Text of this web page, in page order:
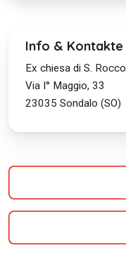
Info & Kontakte
Ex chiesa di S. Rocco
Via I° Maggio, 33
23035 Sondalo (SO)